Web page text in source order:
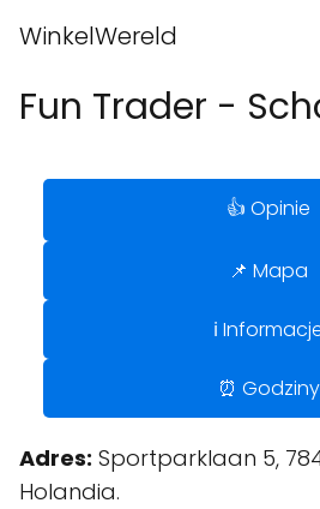
WinkelWereld
Fun Trader -
👍 Opinie
📌 Mapa
ℹ️
⏰ Godziny
Adres: Sportparklaan 5,
Holandia.